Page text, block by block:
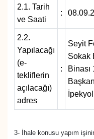
2.1. Tarih
ve Saati
:
2.2.
Yapılacağı
(e-
tekliflerin
açılacağı)
adres
:
Seyit
Sokak
3- İhale konusu yapım
HABERDE İNSAN
İngilizce
Kamu Alımları